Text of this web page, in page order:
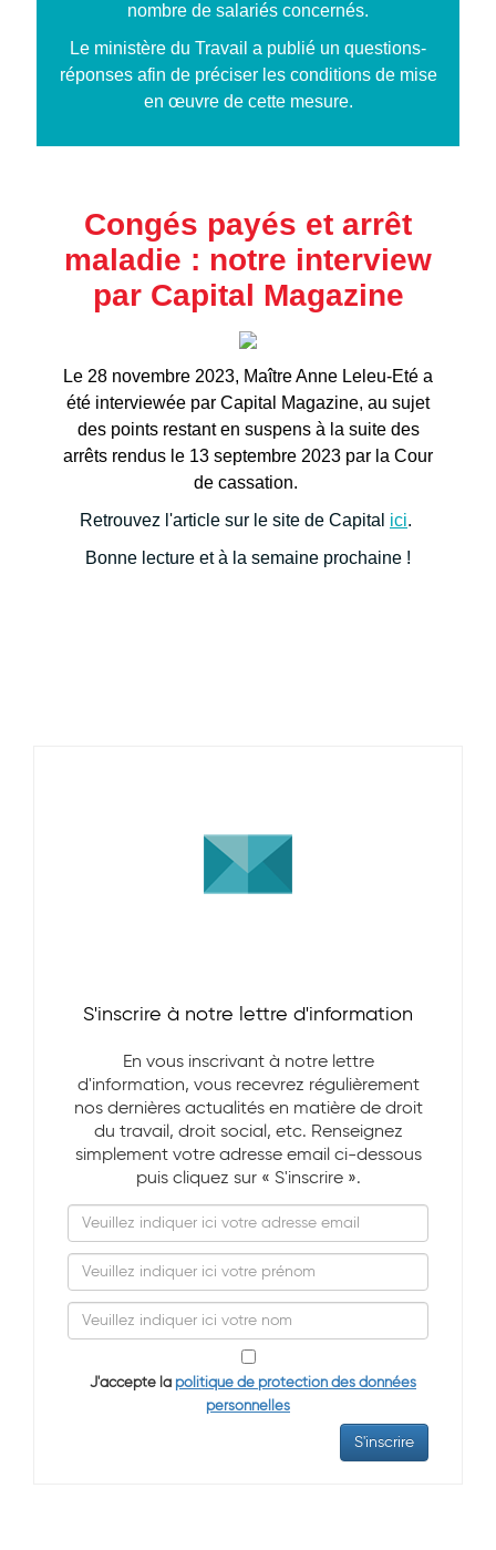
nombre de salariés concernés.
Le ministère du Travail a pub lié un questions-
réponses afin de préciser les conditions de mise
en œuvre de cette mesure.
Congés payés et arrêt
maladie : notre interview
par Capital Magazine
Le 28 novembre 2023, Maître Anne Leleu-Eté a
été interviewée par Capital Magazine, au sujet
des points restant en suspens à la suite des
arrêts rendus le 13 septembre 2023 par la Cour
de cassation.
Retrouvez l'article sur le site de Capital ici.
Bonne lecture et à la semaine prochaine !
S'inscrire à notre lettre d'information
En vous inscrivant à notre lettre
d'information, vous recevrez régulièrement
nos dernières actualités en matière de droit
du travail, droit social, etc. Renseignez
simplement votre adresse email ci-dessous
puis cliquez sur « S'inscrire ».
J'accepte la politique de protection des données
personnelles